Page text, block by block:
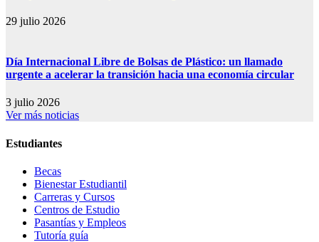
29 julio 2026
Día Internacional Libre de Bolsas de Plástico: un llamado
urgente a acelerar la transición hacia una economía circular
3 julio 2026
Ver más noticias
Estudiantes
Becas
Bienestar Estudiantil
Carreras y Cursos
Centros de Estudio
Pasantías y Empleos
Tutoría guía